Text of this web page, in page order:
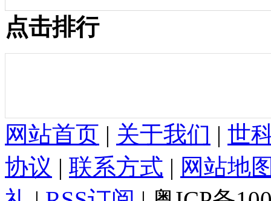
点击排行
网站首页 | 关于我们 | 世
协议 | 联系方式 | 网站地